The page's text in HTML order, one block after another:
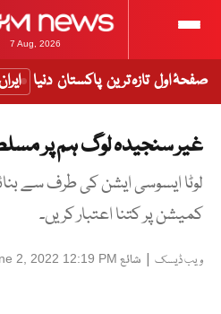
7 Aug, 2026
صفحۂ اول تازہ ترین پاکستان دنیا
غیر سنجیدہ لوگ ہم پر
لوٹا ایسوسی ایشن کی طرف سے
کمیشن پر کتنا اعتبار کریں۔
ویب ڈیسک | شائع 2, 2022 12:19 PM